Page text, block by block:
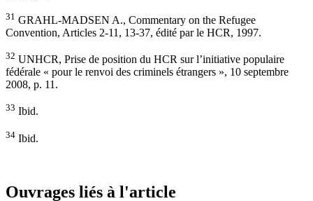
31 GRAHL-MADSEN A., Commentary on the Refugee
Convention, Articles 2-11, 13-37, édité par le HCR, 1997.
32 UNHCR, Prise de position du HCR sur l’initiative populaire
fédérale « pour le renvoi des criminels étrangers », 10 septembre
2008, p. 11.
33 Ibid.
34 Ibid.
Ouvrages liés à l'article